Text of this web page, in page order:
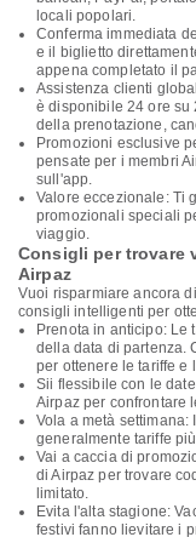
locali popolari.
Conferma immediata
e il biglietto
appena completato il
Assistenza clienti
è disponibile 24 ore su
della prenotazione,
Promozioni esclusive
pensate per i membri
sull'app.
Valore eccezionale: Ti
promozionali speciali
viaggio.
Consigli per trovare
Airpaz
Vuoi risparmiare ancora
consigli intelligenti per
Prenota in anticipo: Le
della data di partenza.
per ottenere le tariffe e
Sii flessibile con le
Airpaz per confrontare
Vola a metà
generalmente tariffe
Vai a caccia di
di Airpaz per trovare
limitato.
Evita l'alta stagione:
festivi fanno lievitare i